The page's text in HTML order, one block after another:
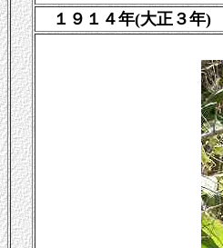
１９１４年(大正３年